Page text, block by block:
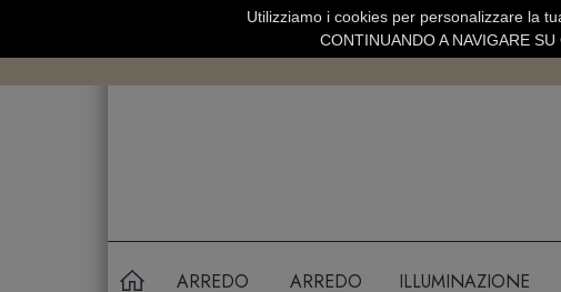
SPEDIZIONE GRATUITA SOPRA 99 EURO
ARREDO
ARREDO
ILLUMINAZIONE
Utilizziamo i cookies per personalizzare la
CONTINUANDO A NAVIGARE